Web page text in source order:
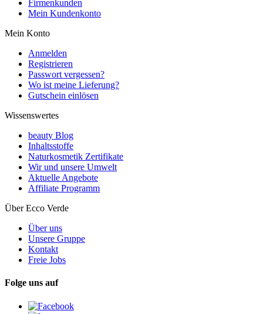
Firmenkunden
Mein Kundenkonto
Mein Konto
Anmelden
Registrieren
Passwort vergessen?
Wo ist meine Lieferung?
Gutschein einlösen
Wissenswertes
beauty Blog
Inhaltsstoffe
Naturkosmetik Zertifikate
Wir und unsere Umwelt
Aktuelle Angebote
Affiliate Programm
Über Ecco Verde
Über uns
Unsere Gruppe
Kontakt
Freie Jobs
Folge uns auf